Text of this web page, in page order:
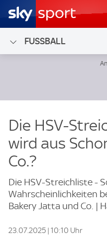
FUSSBALL
Die HSV-
wird aus
Co.?
Die HSV-Streichliste -
Wahrscheinlichkeiten
Bakery Jatta und Co. |
23.07.2025 | 10:10 Uhr